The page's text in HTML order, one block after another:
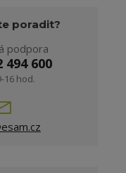
poradit?
podpora
494 600
16 hod.